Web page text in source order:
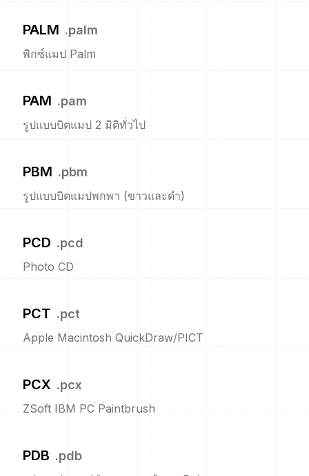
PALM .palm
พิกซ์แมป Palm
PAM .pam
รูปแบบบิตแมป 2 มิติทั่วไป
PBM .pbm
รูปแบบบิตแมปพกพา (ขาวและดำ)
PCD .pcd
Photo CD
PCT .pct
Apple Macintosh QuickDraw/PICT
PCX .pcx
ZSoft IBM PC Paintbrush
PDB .pdb